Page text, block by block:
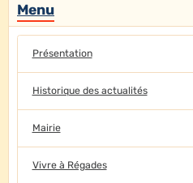
Menu
Présentation
Historique des actualités
Mairie
Vivre à Régades